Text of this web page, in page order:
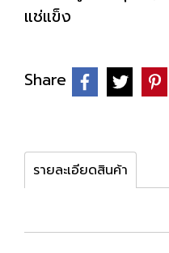
แช่แข็ง
Share
รายละเอียดสินค้า